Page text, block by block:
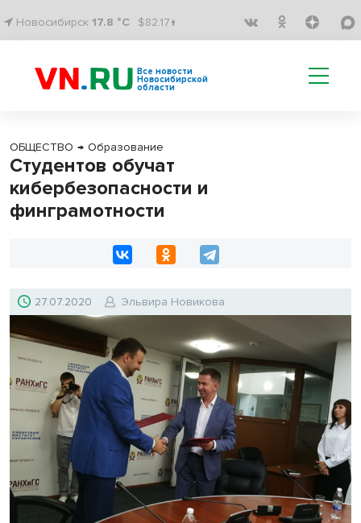
Новосибирск 17.8 °C $82.17↑
Все новости
Новосибирской
области
ОБЩЕСТВО → Образование
Студентов обучат
кибербезопасности и
финграмотности
27.07.2020 Эльвира Новикова